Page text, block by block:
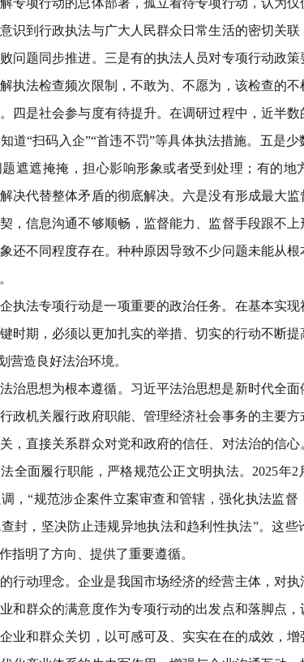
专项行动的总体部署，孤立看待专项行动，认为
识到行政执法与广大人民群众日常生活的密切关
问题同步推进。三是有的执法人员对专项行动政
执法检查频次限制，不敢为、不愿为，该检查的
四是社会参与度有待提升。在调研过程中，近半
道“扫码入企”“首违不罚”等具体执法措施。五是少
遮遮掩掩，担心影响形象或者受到处理；有的地
决代替整体矛盾的彻底解决。六是没有形成最大
，信息沟通不够顺畅，监督能力、监督手段跟不
还不同程度存在。种种原因导致不少问题未能从
执法专项行动是一项重要的政治任务。在基本实
时期，必须以更加扎实的举措、切实的行动不断
营造良好法治环境。
治思想为根本遵循。 习近平法治思想是新时代全
政机关履行政府职能、管理经济社会事务的主要
，直接关系群众对党和政府的信任、对法治的信
全面履行职能，严格规范公正文明执法。 2025年2
，“规范涉企案件立案审查和管辖，强化执法监督
封，坚决防止违规异地执法和趋利性执法”。这些
指明了方向、提供了重要遵循。
行动理念。企业是我国市场经济的经营主体，对执
和群众的满意度作为专项行动的出发点和落脚点
业和群众关切，以可感可及、实实在在的成效，